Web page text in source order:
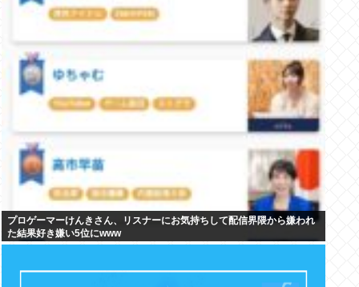
プロゲーマーけんきさん、リスナーにお気持ちして配信界隈から嫌われ
た結果好き嫌い5位にwww